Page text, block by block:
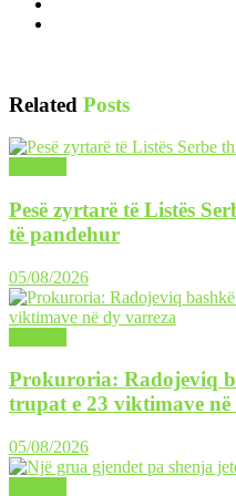
Related Posts
Pesë zyrtarë të Listës
të pandehur
05/08/2026
Prokuroria: Radojeviq
trupat e 23 viktimave
05/08/2026